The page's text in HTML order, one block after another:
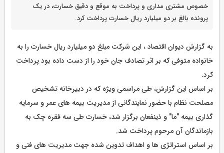
خصوص مشتری مداری و پرداخت به موقع و دقیق خسارت، در یک
پرونده بالغ بر دو میلیارد ریال خسارت پرداخت کرد.
به گزارش دیوان اقتصاد ، این شرکت مبلغ دو میلیارد ریال خسارت را به
خانواده متوفی که بر اثر تصادف جان خود را از دست داده بود پرداخت
کرد.
بر اساس این گزارش، طی مراسمی ویژه که در دبیرخانه تشخیص
مصلحت نظام با حضور نمایندگانی از مدیریت بیمه های عمر و سرمایه
گذاری بیمه "ما" و ذینفعان برگزار شد، خسارت طی سه فقره چک به
بازماندگان آن مرحوم پرداخت شد.
بر اساس استراتژی ها و اهداف تدوین شده جهت مدیریت های فنی و